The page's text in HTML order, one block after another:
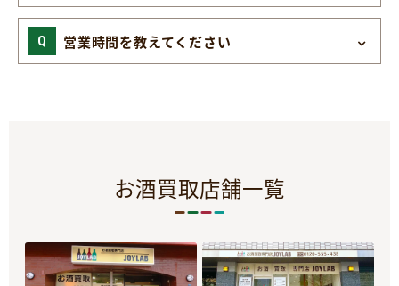
営業時間を教えてください
お酒買取店舗一覧